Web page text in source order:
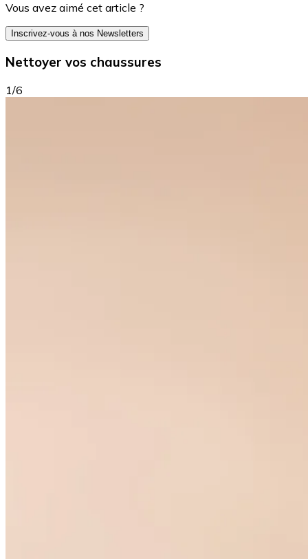
Vous avez aimé cet article ?
Inscrivez-vous à nos Newsletters
Nettoyer vos chaussures
1/6